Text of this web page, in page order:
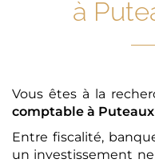
à
Vous êtes à la
comptable à
Entre fiscalité,
un investissement